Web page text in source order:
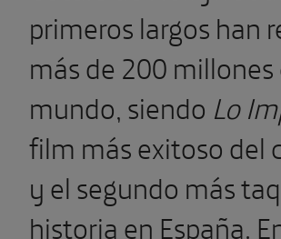
primeros largos han
más de 200
mundo, siendo Lo
film más exitoso del
y el segundo más
historia en España.